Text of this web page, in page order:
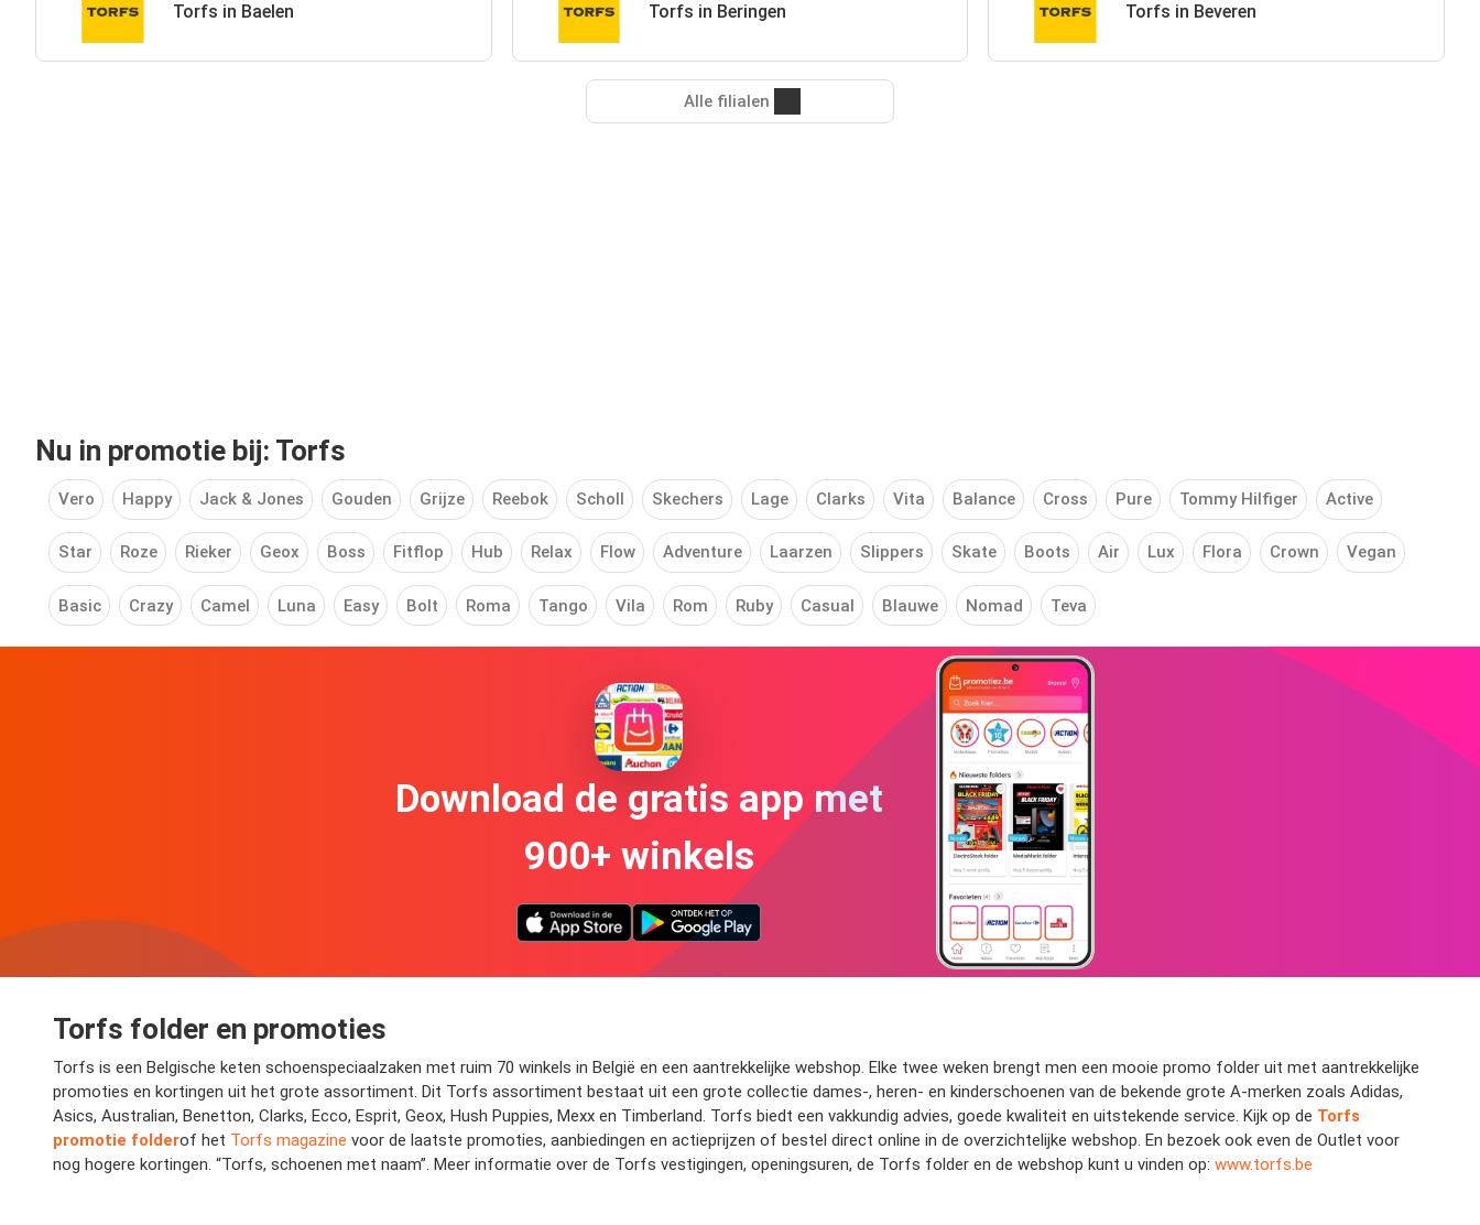
Torfs in Baelen Torfs in Beringen Torfs in Beveren
Alle filialen
Nu in promotie bij: Torfs
Vero Happy Jack & Jones Gouden Grijze Reebok Scholl Skechers Lage Clarks Vita Balance Cross Pure Tommy Hilfiger Active
Star Roze Rieker Geox Boss Fitflop Hub Relax Flow Adventure Laarzen Slippers Skate Boots Air Lux Flora Crown Vegan
Basic Crazy Camel Luna Easy Bolt Roma Tango Vila Rom Ruby Casual Blauwe Nomad Teva
Download de gratis app met
900+ winkels
Torfs folder en promoties
Torfs is een Belgische keten schoenspeciaalzaken met ruim 70 winkels in België en een aantrekkelijke webshop. Elke twee weken brengt men een mooie promo folder uit met aantrekkelijke
promoties en kortingen uit het grote assortiment. Dit Torfs assortiment bestaat uit een grote collectie dames-, heren- en kinderschoenen van de bekende grote A-merken zoals Adidas,
Asics, Australian, Benetton, Clarks, Ecco, Esprit, Geox, Hush Puppies, Mexx en Timberland. Torfs biedt een vakkundig advies, goede kwaliteit en uitstekende service. Kijk op de Torfs
promotie folderof het Torfs magazine voor de laatste promoties, aanbiedingen en actieprijzen of bestel direct online in de overzichtelijke webshop. En bezoek ook even de Outlet voor
nog hogere kortingen. “Torfs, schoenen met naam”. Meer informatie over de Torfs vestigingen, openingsuren, de Torfs folder en de webshop kunt u vinden op: www.torfs.be